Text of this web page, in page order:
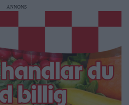
ANNONS